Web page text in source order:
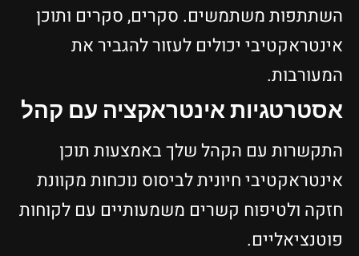
השתתפות משתמשים. סקרים, סקרים ותוכן
אינטראקטיבי יכולים לעזור להגביר את
המעורבות.
אסטרטגיות אינטראקציה עם קהל
התקשרות עם הקהל שלך באמצעות תוכן
אינטראקטיבי חיונית לביסוס נוכחות מקוונת
חזקה ולטיפוח קשרים משמעותיים עם לקוחות
פוטנציאליים.